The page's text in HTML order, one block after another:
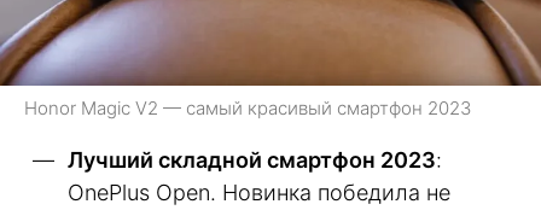
Honor Magic V2 — самый красивый смартфон 2023
Лучший складной смартфон 2023:
OnePlus Open. Новинка победила не